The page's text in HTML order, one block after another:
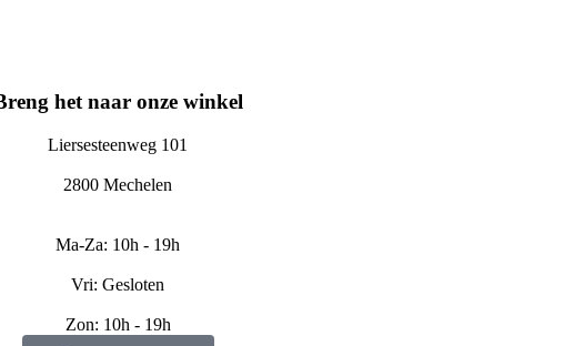
het naar onze winkel
Liersesteenweg 101
2800 Mechelen
Ma-Za: 10h - 19h
Vri: Gesloten
Zon: 10h - 19h